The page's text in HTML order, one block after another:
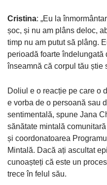
Cristina: „Eu la
șoc, și nu am plâns deloc,
timp nu am putut să plâng.
perioadă foarte îndelungată
înseamnă că corpul tău știe
Doliul e o reacție pe care o
e vorba de o persoană sau
sentimentală, spune Jana
sănătate mintală
și coordonatoarea
Mintală. Dacă ați ascultat
cunoașteți că este un
trece în felul său.